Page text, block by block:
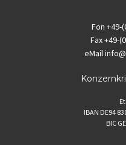
Fon +49-
Fax+49-
eMail
IBAN DE94
BIC